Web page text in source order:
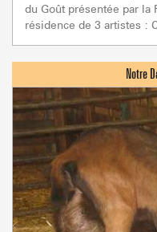
du Goût présentée par la
résidence de 3 artistes :